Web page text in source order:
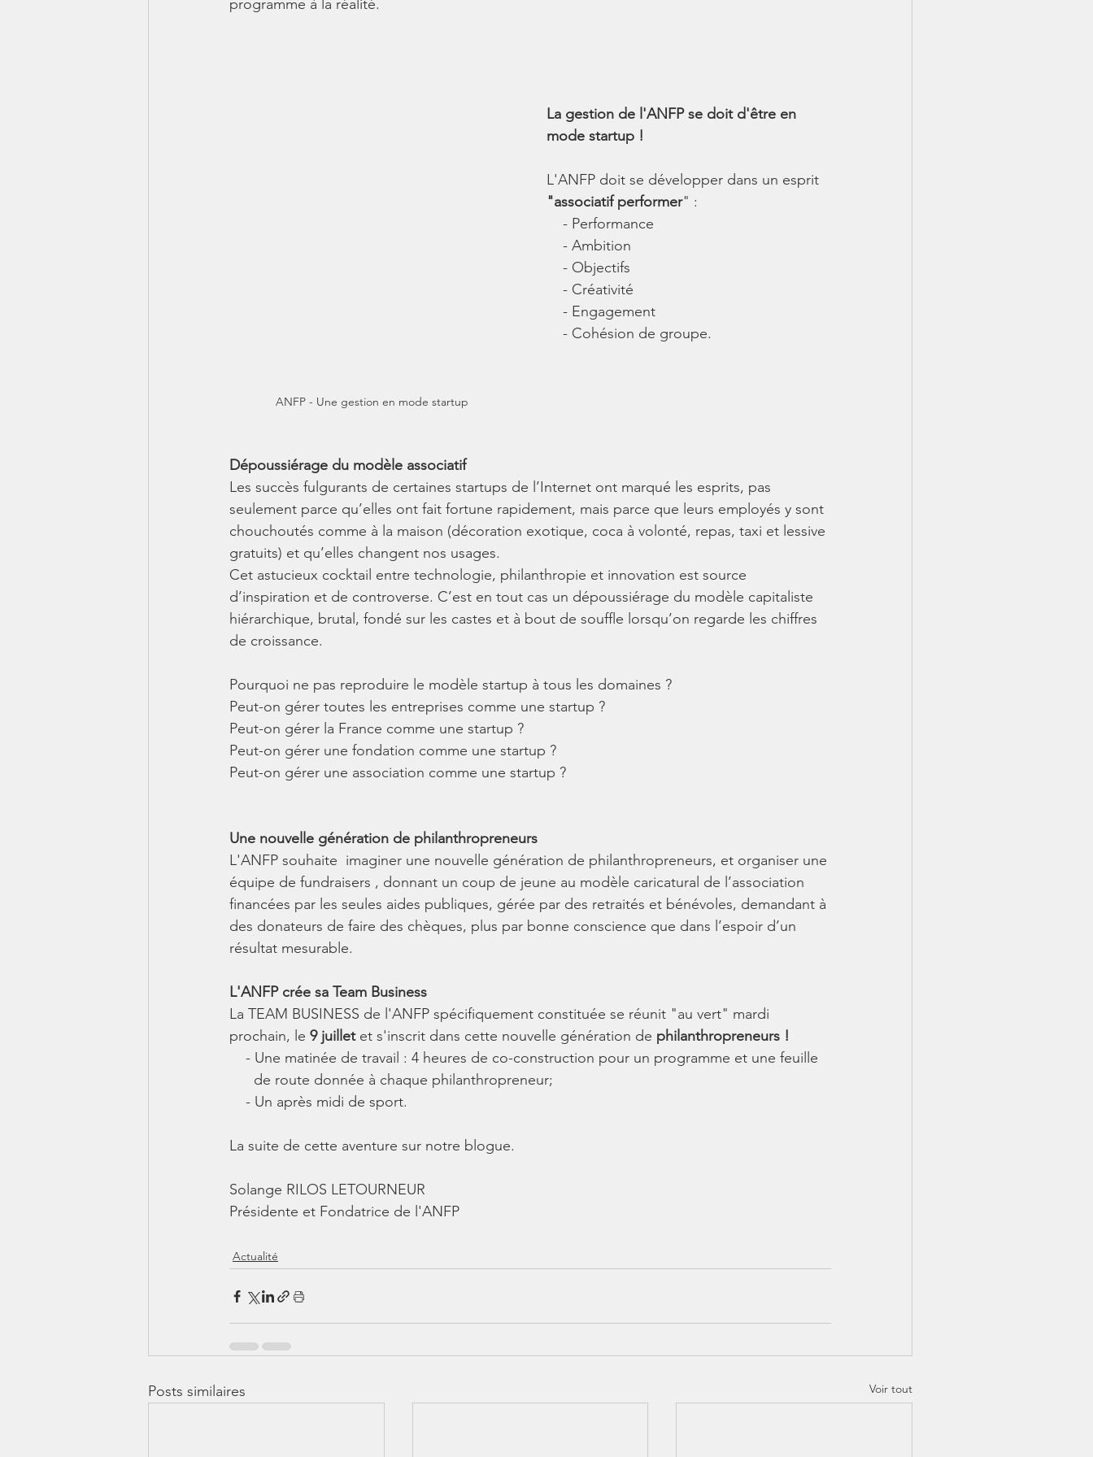
programme à la réalité.
ANFP - Une gestion en mode startup
La gestion de l'ANFP se doit d'être en
mode startup !
L'ANFP doit se développer dans un esprit
"associatif performer" :
    - Performance
    - Ambition
    - Objectifs
    - Créativité
    - Engagement
    - Cohésion de groupe.
Dépoussiérage du modèle associatif
Les succès fulgurants de certaines startups de l’Internet ont marqué les esprits, pas
seulement parce qu’elles ont fait fortune rapidement, mais parce que leurs employés y sont
chouchoutés comme à la maison (décoration exotique, coca à volonté, repas, taxi et lessive
gratuits) et qu’elles changent nos usages.
Cet astucieux cocktail entre technologie, philanthropie et innovation est source
d’inspiration et de controverse. C’est en tout cas un dépoussiérage du modèle capitaliste
hiérarchique, brutal, fondé sur les castes et à bout de souffle lorsqu’on regarde les chiffres
de croissance.
Pourquoi ne pas reproduire le modèle startup à tous les domaines ?
Peut-on gérer toutes les entreprises comme une startup ?
Peut-on gérer la France comme une startup ?
Peut-on gérer une fondation comme une startup ?
Peut-on gérer une association comme une startup ?
Une nouvelle génération de philanthropreneurs
L'ANFP souhaite  imaginer une nouvelle génération de philanthropreneurs, et organiser une
équipe de fundraisers , donnant un coup de jeune au modèle caricatural de l’association
financées par les seules aides publiques, gérée par des retraités et bénévoles, demandant à
des donateurs de faire des chèques, plus par bonne conscience que dans l’espoir d’un
résultat mesurable.
L'ANFP crée sa Team Business
La TEAM BUSINESS de l'ANFP spécifiquement constituée se réunit "au vert" mardi
prochain, le 9 juillet et s'inscrit dans cette nouvelle génération de philanthropreneurs !
    - Une matinée de travail : 4 heures de co-construction pour un programme et une feuille
      de route donnée à chaque philanthropreneur;
    - Un après midi de sport.
La suite de cette aventure sur notre blogue.
Solange RILOS LETOURNEUR
Présidente et Fondatrice de l'ANFP
Actualité
Posts similaires Voir tout